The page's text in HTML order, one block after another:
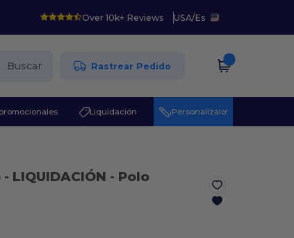
Over 10k+ Reviews USA/Es
Buscar Rastrear Pedido
Liquidación ¡Personalízalo!
- LIQUIDACIÓN - Polo